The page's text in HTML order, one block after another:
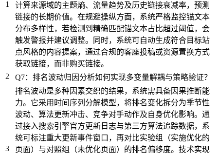
1
计算来源域的主题熵、流量趋势及历史链接衰减率，预测
链接的长期价值。在规避操纵方面，系统严格监控锚文本
分布多样性，若检测到精确匹配锚文本占比超过阈值，会
触发警报并建议调整。同时，系统可自动生成符合目标站
点风格的内容提案，通过合规的客座投稿或资源置换方式
获取链接，而非购买链接。
2
Q7：排名波动归因分析如何实现多变量解耦与策略验证？
3
排名波动是多种因素交织的结果，系统需具备因果推断能
力。它采用时间序列分解模型，将排名变化拆分为季节性
波动、算法更新冲击、竞争对手动作及自身优化影响。通
过接入搜索引擎官方更新日志与第三方算法追踪数据，系
统可标注重大更新事件窗口，再对比实验组（实施优化的
页面）与对照组（未优化页面）的排名偏移度。技术实现